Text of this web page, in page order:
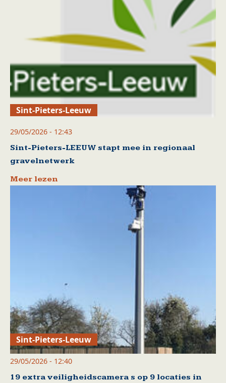
Sint-Pieters-Leeuw
29/05/2026 - 12:43
Sint-Pieters-LEEUW stapt mee in regionaal
gravelnetwerk
Meer lezen
Sint-Pieters-Leeuw
29/05/2026 - 12:40
19 extra veiligheidscamera s op 9 locaties in